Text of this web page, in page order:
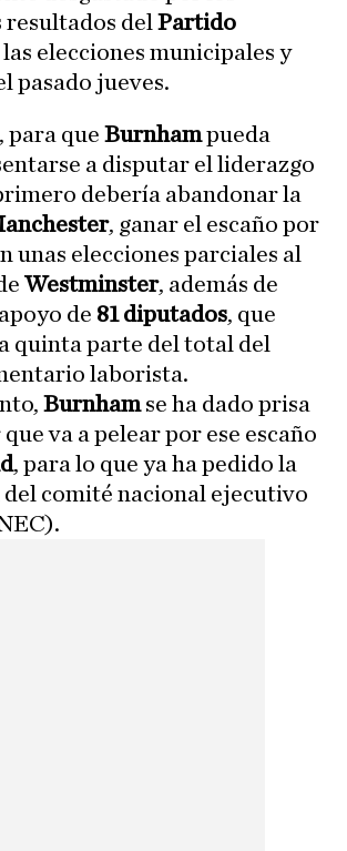
del Partido
las elecciones municipales y
pasado jueves.
para que Burnhampueda
a disputar el liderazgo
debería abandonar la
, ganar el escaño por
unas elecciones parciales al
Westminster, además de
de 81 diputados, que
quinta parte del total del
laborista.
Burnhamse ha dado prisa
va a pelear por ese escaño
, para lo que ya ha pedido la
comité nacional ejecutivo